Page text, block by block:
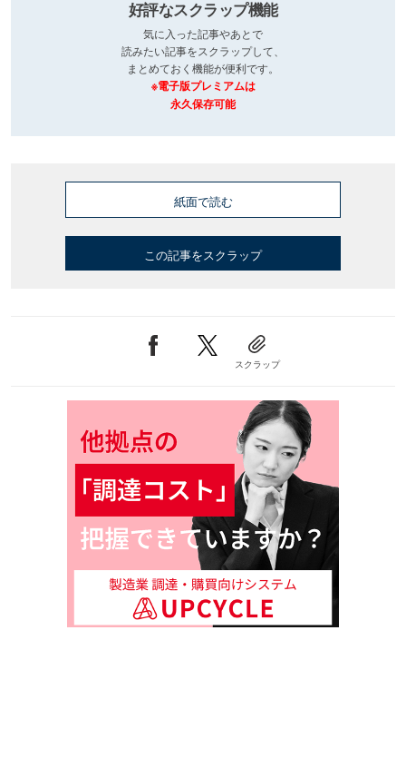
好評なスクラップ機能
気に入った記事やあとで
読みたい記事をスクラップして、
まとめておく機能が便利です。
※電子版プレミアムは
永久保存可能
紙面で読む
この記事をスクラップ
スクラップ